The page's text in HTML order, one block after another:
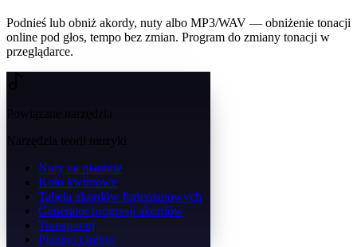
Podnieś lub obniż akordy, nuty albo MP3/WAV — obniżenie tonacji
online pod głos, tempo bez zmian. Program do zmiany tonacji w
przeglądarce.
Narzędzia teorii muzyki
Nuty na pianinie
Koło kwintowe
Tabela akordów fortepianowych
Generator progresji akordów
Transponuj
Pianino Online